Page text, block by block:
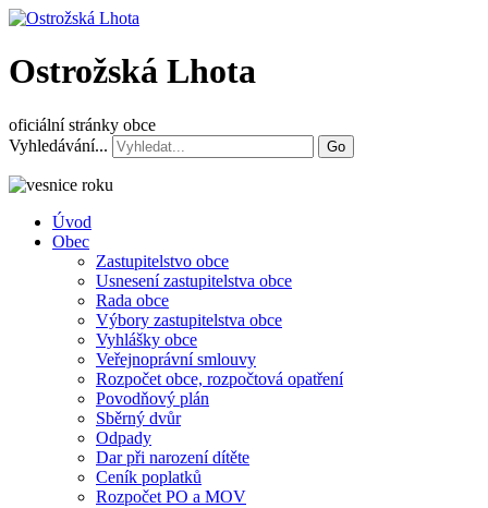
Ostrožská Lhota
oficiální stránky obce
Vyhledávání...
Go
Úvod
Obec
Zastupitelstvo obce
Usnesení zastupitelstva obce
Rada obce
Výbory zastupitelstva obce
Vyhlášky obce
Veřejnoprávní smlouvy
Rozpočet obce, rozpočtová opatření
Povodňový plán
Sběrný dvůr
Odpady
Dar při narození dítěte
Ceník poplatků
Rozpočet PO a MOV